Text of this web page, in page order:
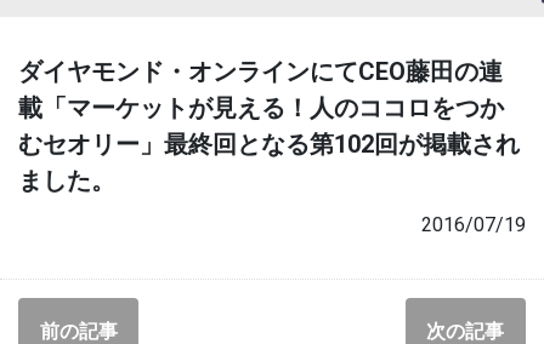
ダイヤモンド・オンラインにてCEO藤田の連
載「マーケットが見える！人のココロをつか
むセオリー」最終回となる第102回が掲載され
ました。
2016/07/19
前の記事 次の記事